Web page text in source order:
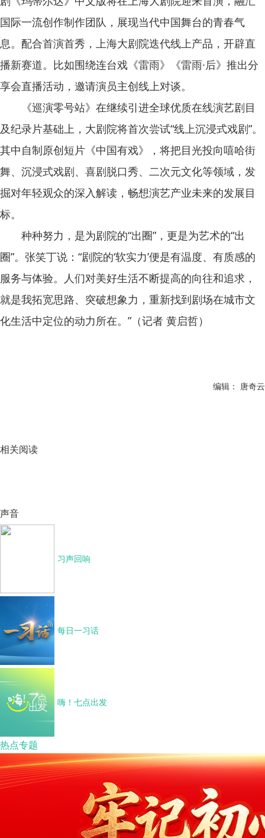
国际一流创作制作团队，展现当代中国舞台的青春气
息。配合首演首秀，上海大剧院迭代线上产品，开辟直
播新赛道。比如围绕连台戏《雷雨》《雷雨·后》推出分
享会直播活动，邀请演员主创线上对谈。
《巡演零号站》在继续引进全球优质在线演艺剧目
及纪录片基础上，大剧院将首次尝试“线上沉浸式戏剧”。
其中自制原创短片《中国有戏》，将把目光投向嘻哈街
舞、沉浸式戏剧、喜剧脱口秀、二次元文化等领域，发
掘对年轻观众的深入解读，畅想演艺产业未来的发展目
标。
种种努力，是为剧院的“出圈”，更是为艺术的“出
圈”。张笑丁说：“剧院的‘软实力’便是有温度、有质感的
服务与体验。人们对美好生活不断提高的向往和追求，
就是我拓宽思路、突破想象力，重新找到剧场在城市文
化生活中定位的动力所在。”（记者 黄启哲）
编辑： 唐奇云
相关阅读
声音
习声回响
每日一习话
嗨！七点出发
热点专题